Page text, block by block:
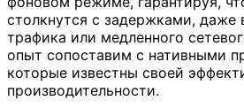
столкнутся с задержками, даже
трафика или медленного
опыт сопоставим с нативными
которые известны своей
производительности.